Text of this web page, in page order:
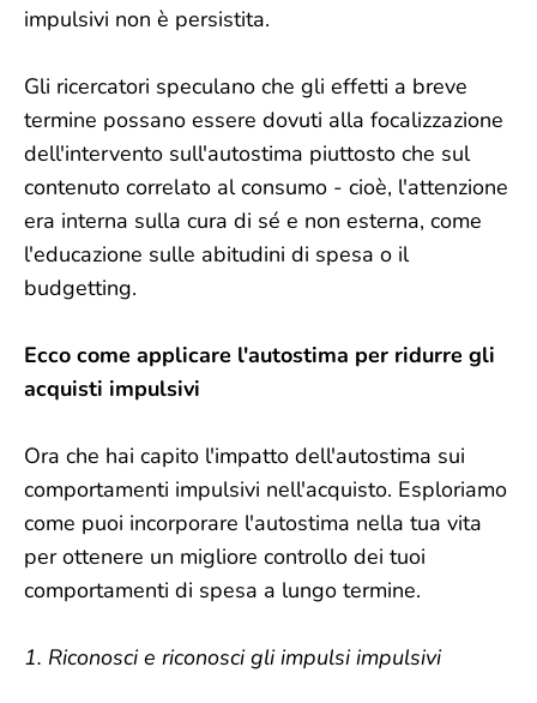
impulsivi non è persistita.
Gli ricercatori speculano che gli effetti a breve
termine possano essere dovuti alla focalizzazione
dell'intervento sull'autostima piuttosto che sul
contenuto correlato al consumo - cioè, l'attenzione
era interna sulla cura di sé e non esterna, come
l'educazione sulle abitudini di spesa o il
budgetting.
Ecco come applicare l'autostima per ridurre gli
acquisti impulsivi
Ora che hai capito l'impatto dell'autostima sui
comportamenti impulsivi nell'acquisto. Esploriamo
come puoi incorporare l'autostima nella tua vita
per ottenere un migliore controllo dei tuoi
comportamenti di spesa a lungo termine.
1. Riconosci e riconosci gli impulsi impulsivi